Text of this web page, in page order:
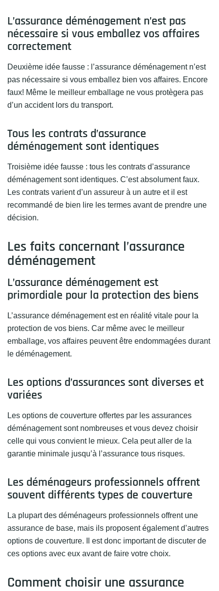
L’assurance déménagement n’est pas
nécessaire si vous emballez vos affaires
correctement
Deuxième idée fausse : l’assurance déménagement n’est
pas nécessaire si vous emballez bien vos affaires. Encore
faux! Même le meilleur emballage ne vous protègera pas
d’un accident lors du transport.
Tous les contrats d’assurance
déménagement sont identiques
Troisième idée fausse : tous les contrats d’assurance
déménagement sont identiques. C’est absolument faux.
Les contrats varient d’un assureur à un autre et il est
recommandé de bien lire les termes avant de prendre une
décision.
Les faits concernant l’assurance
déménagement
L’assurance déménagement est
primordiale pour la protection des biens
L’assurance déménagement est en réalité vitale pour la
protection de vos biens. Car même avec le meilleur
emballage, vos affaires peuvent être endommagées durant
le déménagement.
Les options d’assurances sont diverses et
variées
Les options de couverture offertes par les assurances
déménagement sont nombreuses et vous devez choisir
celle qui vous convient le mieux. Cela peut aller de la
garantie minimale jusqu’à l’assurance tous risques.
Les déménageurs professionnels offrent
souvent différents types de couverture
La plupart des déménageurs professionnels offrent une
assurance de base, mais ils proposent également d’autres
options de couverture. Il est donc important de discuter de
ces options avec eux avant de faire votre choix.
Comment choisir une assurance